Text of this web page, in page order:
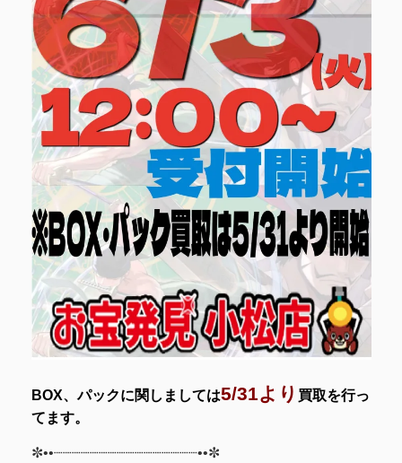
BOX、パックに関しましては5/31より 買取を行っ
てます。
✼••┈┈┈┈┈┈┈┈┈┈┈┈┈┈┈┈••✼